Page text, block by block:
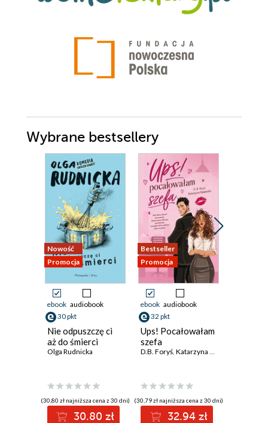
Wybrane bestsellery
Nowość
Promocja
ebook audiobook
30 pkt
Nie odpuszczę ci
aż do śmierci
Olga Rudnicka
(30,80 zł najniższa cena z 30 dni)
30.80 zł
Bestseller
Promocja
ebook audiobook
32 pkt
Ups! Pocałowałam
szefa
D.B. Foryś, Katarzyna Rzepecka
(30,79 zł najniższa cena z 30 dni)
32.94 zł